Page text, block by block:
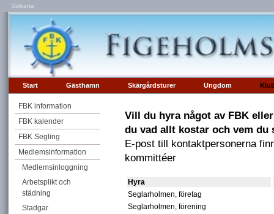
Sidkarta
Start Gästhamn Skärgårdsturer Ungdom
FBK information
FBK kalender
FBK Segling
Medlemsinformation
Medlemsinloggning
Arbetsplikt och
städning
Stadgar
Vill du hyra något av FBK
du vad allt kostar och vem du
E-post till kontaktpersonerna
kommittéer
Hyra
Seglarholmen, företag
Seglarholmen, förening